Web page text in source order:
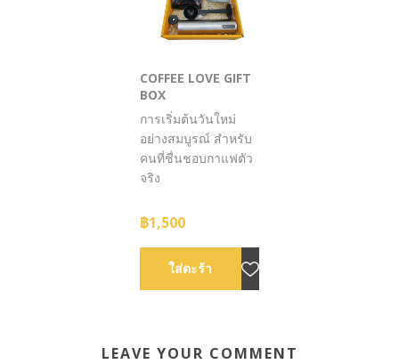
COFFEE LOVE GIFT
BOX
การเริ่มต้นวันใหม่
อย่างสมบูรณ์ สำหรับ
คนที่ชื่นชอบกาแฟตัว
จริง
฿1,500
LEAVE YOUR COMMENT